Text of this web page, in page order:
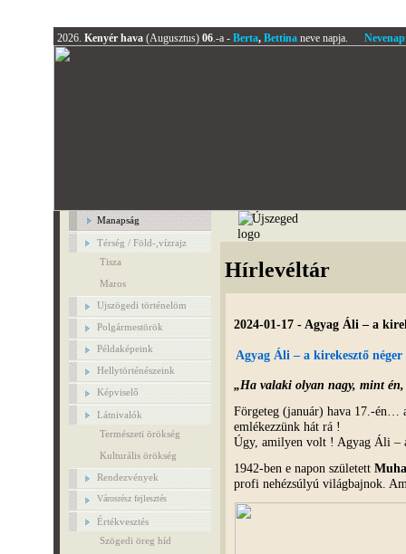
2026. Kenyér hava(Augusztus)06.-a -Berta,Bettina neve napja.
Manapság
Térség / Föld-,vízrajz
Tisza
Maros
Ujszögedi történelöm
Polgármestörök
Példaképeink
Hellytörténészeink
Képviselő
Látnivalók
Természeti örökség
Kulturális örökség
Rendezvények
Városrész fejlesztés
Értékvesztés
Szögedi öreg híd
Hírlevéltár
2024-01-17 - Agyag Áli – a
Agyag Áli – a kirekesztő
„Ha valaki olyan nagy, mint
Förgeteg (január) hava 17.-én…
emlékezzünk hát rá !
Úgy, amilyen volt ! Agyag Áli –
1942-ben e napon született
profi nehézsúlyú világbajnok.